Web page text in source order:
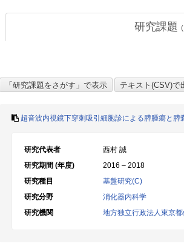
研究課題 (
超音波内視鏡下穿刺吸引細胞診による膵腫瘍と
研究代表者
西村 誠
研究期間 (年度)
2016 – 2018
研究種目
基盤研究(C)
研究分野
消化器内科学
研究機関
地方独立行政法人東京